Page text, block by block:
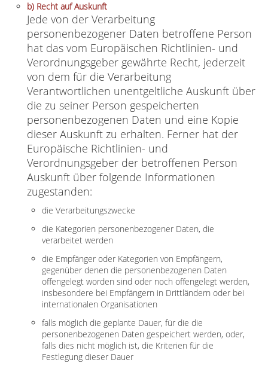
b) Recht auf Auskunft
Jede von der Verarbeitung
personenbezogener Daten betroffene Person
hat das vom Europäischen Richtlinien- und
Verordnungsgeber gewährte Recht, jederzeit
von dem für die Verarbeitung
Verantwortlichen unentgeltliche Auskunft über
die zu seiner Person gespeicherten
personenbezogenen Daten und eine Kopie
dieser Auskunft zu erhalten. Ferner hat der
Europäische Richtlinien- und
Verordnungsgeber der betroffenen Person
Auskunft über folgende Informationen
zugestanden:
die Verarbeitungszwecke
die Kategorien personenbezogener Daten, die
verarbeitet werden
die Empfänger oder Kategorien von Empfängern,
gegenüber denen die personenbezogenen Daten
offengelegt worden sind oder noch offengelegt werden,
insbesondere bei Empfängern in Drittländern oder bei
internationalen Organisationen
falls möglich die geplante Dauer, für die die
personenbezogenen Daten gespeichert werden, oder,
falls dies nicht möglich ist, die Kriterien für die
Festlegung dieser Dauer